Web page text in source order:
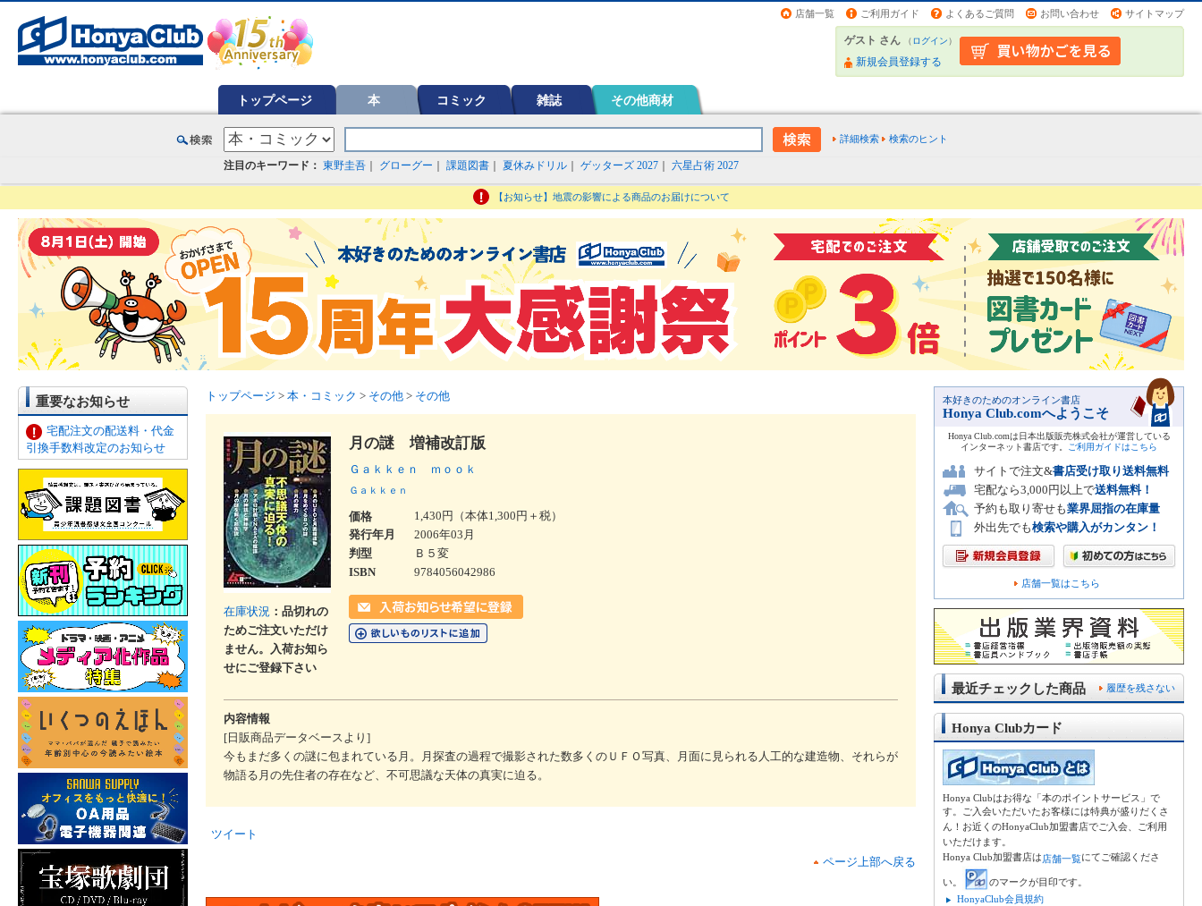
店舗一覧 ご利用ガイド よくあるご質問 お問い合わせ サイトマップ
ゲスト さん （ログイン）
新規会員登録する
トップページ 本 コミック 雑誌 その他商材
詳細検索 検索のヒント
注目のキーワード： 東野圭吾 グローグー 課題図書 夏休みドリル ゲッターズ 2027 六星占術 2027
【お知らせ】地震の影響による商品のお届けについて
重要なお知らせ
宅配注文の配送料・代金
引換手数料改定のお知らせ
トップページ > 本・コミック > その他 > その他
在庫状況 ：品切れの
ためご注文いただけ
ません。入荷お知ら
せにご登録下さい
月の謎 増補改訂版
Ｇａｋｋｅｎ ｍｏｏｋ
Ｇａｋｋｅｎ
価格
1,430円（本体1,300円＋税）
発行年月
2006年03月
判型
Ｂ５変
ISBN
9784056042986
内容情報
[日販商品データベースより]
今もまだ多くの謎に包まれている月。月探査の過程で撮影された数多くのＵＦＯ写真、月面に見られる人工的な建造物、それらが
物語る月の先住者の存在など、不可思議な天体の真実に迫る。
ツイート
ページ上部へ戻る
本好きのためのオンライン書店
Honya Club.comへようこそ
Honya Club.comは日本出版販売株式会社が運営している
インターネット書店です。
ご利用ガイドはこちら
サイトで注文&書店受け取り送料無料
宅配なら3,000円以上で送料無料！
予約も取り寄せも業界屈指の在庫量
外出先でも検索や購入がカンタン！
店舗一覧はこちら
履歴を残さない
最近チェックした商品
Honya Clubカード
Honya Clubはお得な「本のポイントサービス」で
す。ご入会いただいたお客様には特典が盛りだくさ
ん！お近くのHonyaClub加盟書店でご入会、ご利用
いただけます。
Honya Club加盟書店は店舗一覧にてご確認くださ
い。
のマークが目印です。
HonyaClub会員規約